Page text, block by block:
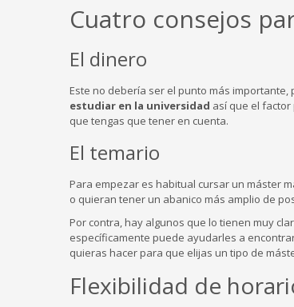
Cuatro consejos
El dinero
Este no debería ser el punto más
estudiar en la universidad así que el
que tengas que tener en cuenta.
El temario
Para empezar es habitual cursar un máster
o quieran tener un abanico más amplio de
Por contra, hay algunos que lo tienen muy
específicamente puede ayudarles a
quieras hacer para que elijas un tipo de
Flexibilidad de